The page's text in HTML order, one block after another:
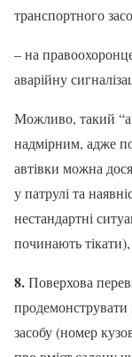
транспортного
– на
аварійну
Можливо, такий
надмірним, адже
автівки можна
у патрулі та
нестандартні
починають
8.Поверхова
продемонструвати
засобу (номер